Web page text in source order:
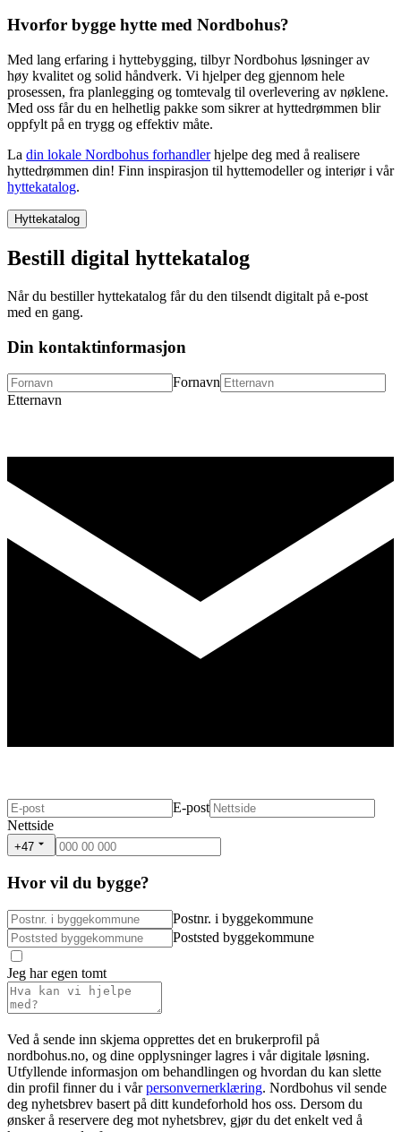
Hvorfor bygge hytte med Nordbohus?
Med lang erfaring i hyttebygging, tilbyr Nordbohus løsninger av
høy kvalitet og solid håndverk. Vi hjelper deg gjennom hele
prosessen, fra planlegging og tomtevalg til overlevering av nøklene.
Med oss får du en helhetlig pakke som sikrer at hyttedrømmen blir
oppfylt på en trygg og effektiv måte.
La din lokale Nordbohus forhandlerhjelpe deg med å realisere
hyttedrømmen din! Finn inspirasjon til hyttemodeller og interiør i vår
hyttekatalog.
Hyttekatalog
Bestill digital hyttekatalog
Når du bestiller hyttekatalog får du den tilsendt digitalt på e-post
med en gang.
Din kontaktinformasjon
Fornavn
Etternavn
E-post
Nettside
+47
Hvor vil du bygge?
Postnr. i byggekommune
Poststed byggekommune
Jeg har egen tomt
Ved å sende inn skjema opprettes det en brukerprofil på
nordbohus.no, og dine opplysninger lagres i vår digitale løsning.
Utfyllende informasjon om behandlingen og hvordan du kan slette
din profil finner du i vår personvernerklæring. Nordbohus vil sende
deg nyhetsbrev basert på ditt kundeforhold hos oss. Dersom du
ønsker å reservere deg mot nyhetsbrev, gjør du det enkelt ved å